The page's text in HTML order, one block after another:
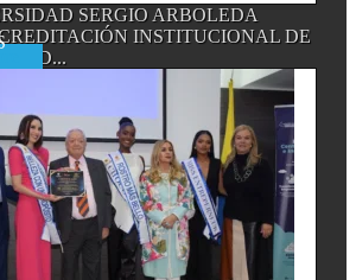
SERGIO ARBOLEDA
INSTITUCIONAL DE